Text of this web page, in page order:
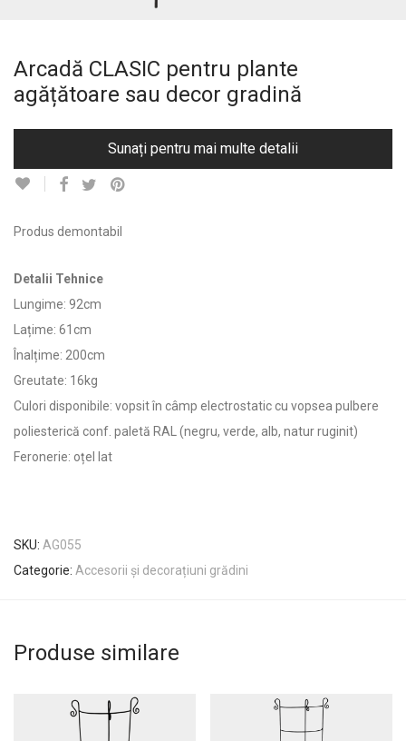
Arcadă CLASIC pentru plante
agățătoare sau decor gradină
Sunați pentru mai multe detalii
Produs demontabil
Detalii Tehnice
Lungime: 92cm
Lațime: 61cm
Înalțime: 200cm
Greutate: 16kg
Culori disponibile: vopsit în câmp electrostatic cu vopsea pulbere
poliesterică conf. paletă RAL (negru, verde, alb, natur ruginit)
Feronerie: oțel lat
SKU: AG055
Categorie: Accesorii și decorațiuni grădini
Produse similare